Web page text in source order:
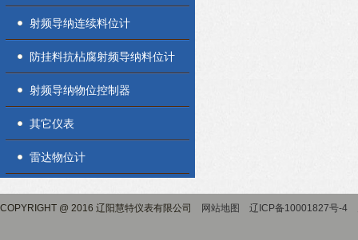
射频导纳连续料位计
防挂料抗枮腐射频导纳料位计
射频导纳物位控制器
其它仪表
雷达物位计
COPYRIGHT @ 2016 辽阳慧特仪表有限公司 网站地图 辽ICP备10001827号-4